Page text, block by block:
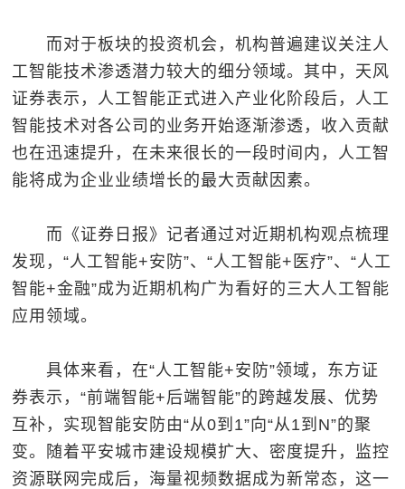
而对于板块的投资机会，机构普遍建议关注人
工智能技术渗透潜力较大的细分领域。其中，天风
证券表示，人工智能正式进入产业化阶段后，人工
智能技术对各公司的业务开始逐渐渗透，收入贡献
也在迅速提升，在未来很长的一段时间内，人工智
能将成为企业业绩增长的最大贡献因素。
而《证券日报》记者通过对近期机构观点梳理
发现，“人工智能+安防”、“人工智能+医疗”、“人工
智能+金融”成为近期机构广为看好的三大人工智能
应用领域。
具体来看，在“人工智能+安防”领域，东方证
券表示，“前端智能+后端智能”的跨越发展、优势
互补，实现智能安防由“从0到1”向“从1到N”的聚
变。随着平安城市建设规模扩大、密度提升，监控
资源联网完成后，海量视频数据成为新常态，这一